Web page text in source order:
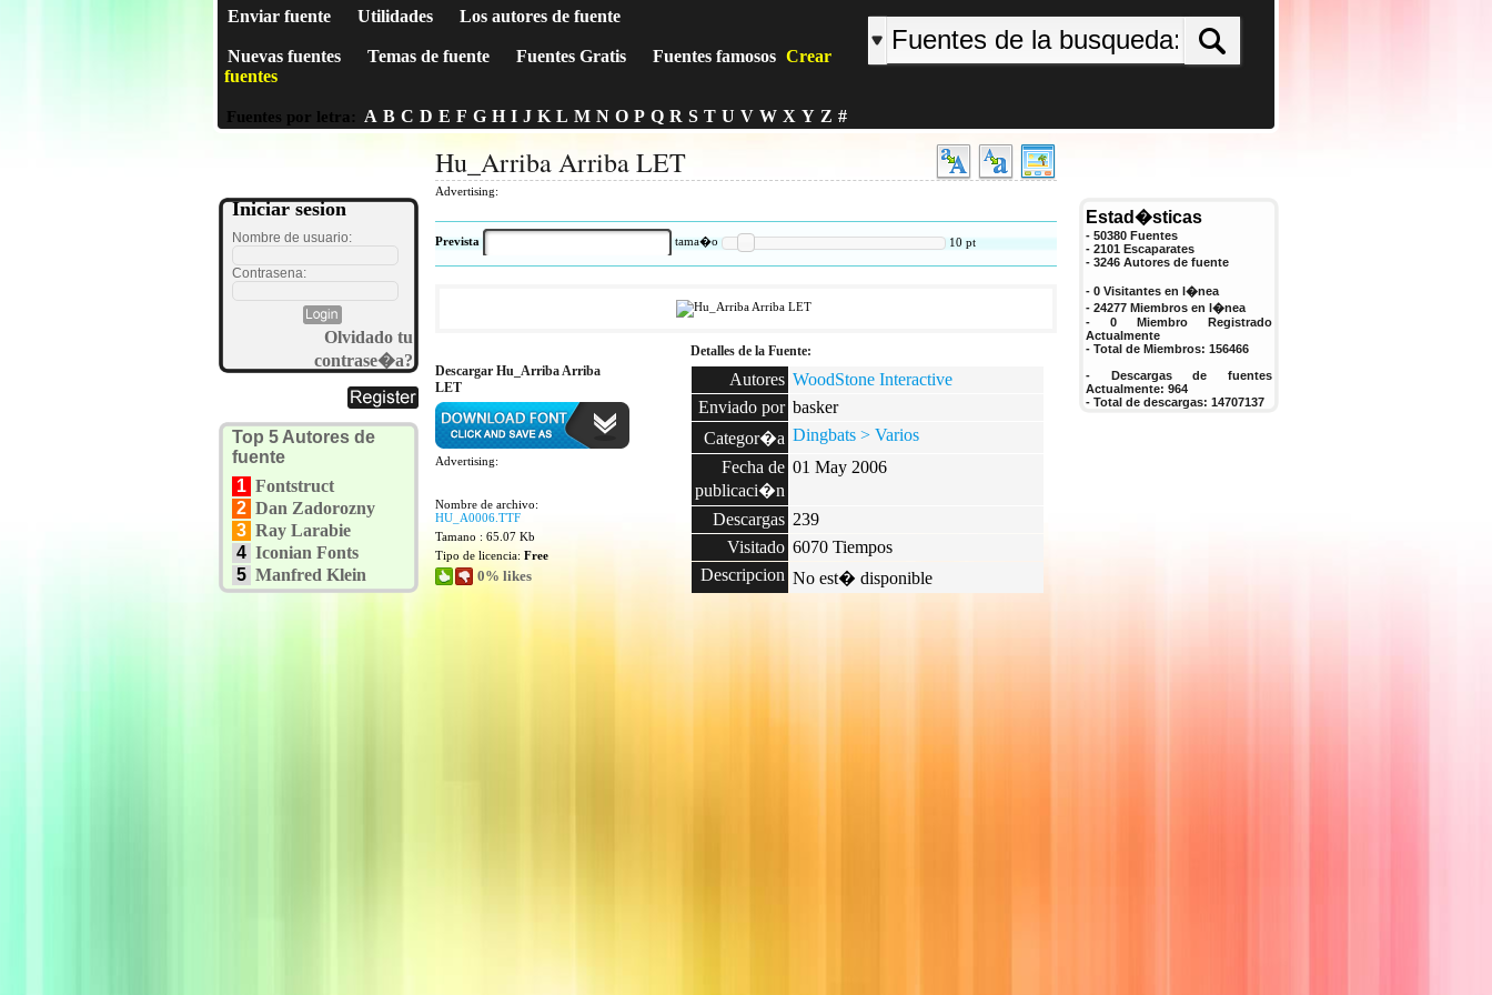
Enviar fuente Utilidades Los autores de fuente
Nuevas fuentes Temas de fuente Fuentes Gratis Fuentes famosos Crear
fuentes
Fuentes por letra: A B C D E F G H I J K L M N O P Q R S T U V W X Y Z #
Iniciar sesion
Nombre de usuario:
Contrasena:
Olvidado tu
contrase�a?
Top 5 Autores de
fuente
1 Fontstruct
2 Dan Zadorozny
3 Ray Larabie
4 Iconian Fonts
5 Manfred Klein
Hu_Arriba Arriba LET
Advertising:
Prevista tama�o 10 pt
Descargar Hu_Arriba Arriba
LET
Advertising:
Nombre de archivo:
HU_A0006.TTF
Tamano : 65.07 Kb
Tipo de licencia: Free
0% likes
Detalles de la Fuente:
Autores WoodStone Interactive
Enviado por basker
Categor�a Dingbats > Varios
Fecha de
publicaci�n
01 May 2006
Descargas 239
Visitado 6070 Tiempos
Descripcion No est� disponible
Estad�sticas
- 50380 Fuentes
- 2101 Escaparates
- 3246 Autores de fuente
- 0 Visitantes en l�nea
- 24277 Miembros en l�nea
- 0 Miembro Registrado
Actualmente
- Total de Miembros: 156466
- Descargas de fuentes
Actualmente: 964
- Total de descargas: 14707137